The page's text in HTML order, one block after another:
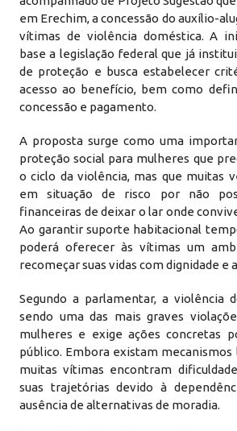
em Erechim, a concessão do auxílio-
vítimas de violência doméstica. A
base a legislação federal que já
de proteção e busca estabelecer
acesso ao benefício, bem como
concessão e pagamento.
A proposta surge como uma
proteção social para mulheres que
o ciclo da violência, mas que muitas
em situação de risco por não
financeiras de deixar o lar onde
Ao garantir suporte habitacional
poderá oferecer às vítimas um
recomeçar suas vidas com dignidade e
Segundo a parlamentar, a violência
sendo uma das mais graves
mulheres e exige ações concretas
público. Embora existam mecanismos
muitas vítimas encontram
suas trajetórias devido à
ausência de alternativas de moradia.